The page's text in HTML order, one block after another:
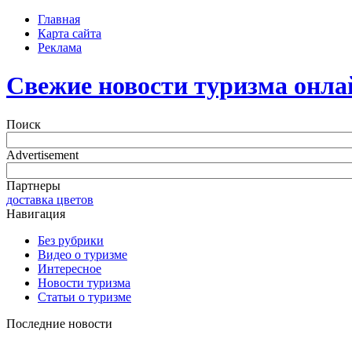
Главная
Карта сайта
Реклама
Свежие новости туризма
Поиск
Advertisement
Партнеры
доставка цветов
Навигация
Без рубрики
Видео о туризме
Интересное
Новости туризма
Статьи о туризме
Последние новости